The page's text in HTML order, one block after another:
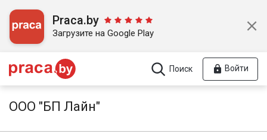
Praca.by
Загрузите на Google Play
Поиск Войти
ООО "БП Лайн"